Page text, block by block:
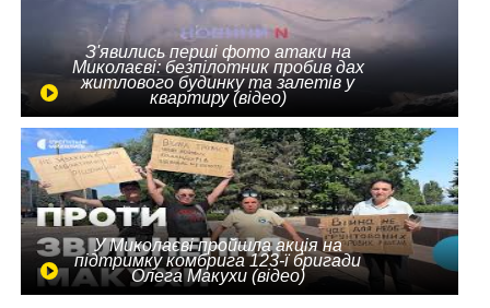
З'явились перші фото атаки на
Миколаєві: безпілотник пробив дах
житлового будинку та залетів у
квартиру (відео)
У Миколаєві пройшла акція на
підтримку комбрига 123-ї бригади
Олега Макухи (відео)